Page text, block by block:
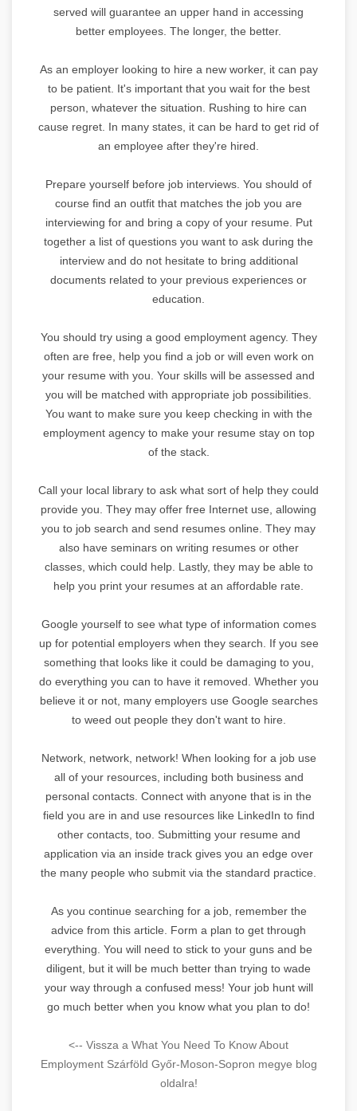
served will guarantee an upper hand in accessing
better employees. The longer, the better.
As an employer looking to hire a new worker, it can pay
to be patient. It's important that you wait for the best
person, whatever the situation. Rushing to hire can
cause regret. In many states, it can be hard to get rid of
an employee after they're hired.
Prepare yourself before job interviews. You should of
course find an outfit that matches the job you are
interviewing for and bring a copy of your resume. Put
together a list of questions you want to ask during the
interview and do not hesitate to bring additional
documents related to your previous experiences or
education.
You should try using a good employment agency. They
often are free, help you find a job or will even work on
your resume with you. Your skills will be assessed and
you will be matched with appropriate job possibilities.
You want to make sure you keep checking in with the
employment agency to make your resume stay on top
of the stack.
Call your local library to ask what sort of help they could
provide you. They may offer free Internet use, allowing
you to job search and send resumes online. They may
also have seminars on writing resumes or other
classes, which could help. Lastly, they may be able to
help you print your resumes at an affordable rate.
Google yourself to see what type of information comes
up for potential employers when they search. If you see
something that looks like it could be damaging to you,
do everything you can to have it removed. Whether you
believe it or not, many employers use Google searches
to weed out people they don't want to hire.
Network, network, network! When looking for a job use
all of your resources, including both business and
personal contacts. Connect with anyone that is in the
field you are in and use resources like LinkedIn to find
other contacts, too. Submitting your resume and
application via an inside track gives you an edge over
the many people who submit via the standard practice.
As you continue searching for a job, remember the
advice from this article. Form a plan to get through
everything. You will need to stick to your guns and be
diligent, but it will be much better than trying to wade
your way through a confused mess! Your job hunt will
go much better when you know what you plan to do!
<-- Vissza a What You Need To Know About
Employment Szárföld Győr-Moson-Sopron megye blog
oldalra!